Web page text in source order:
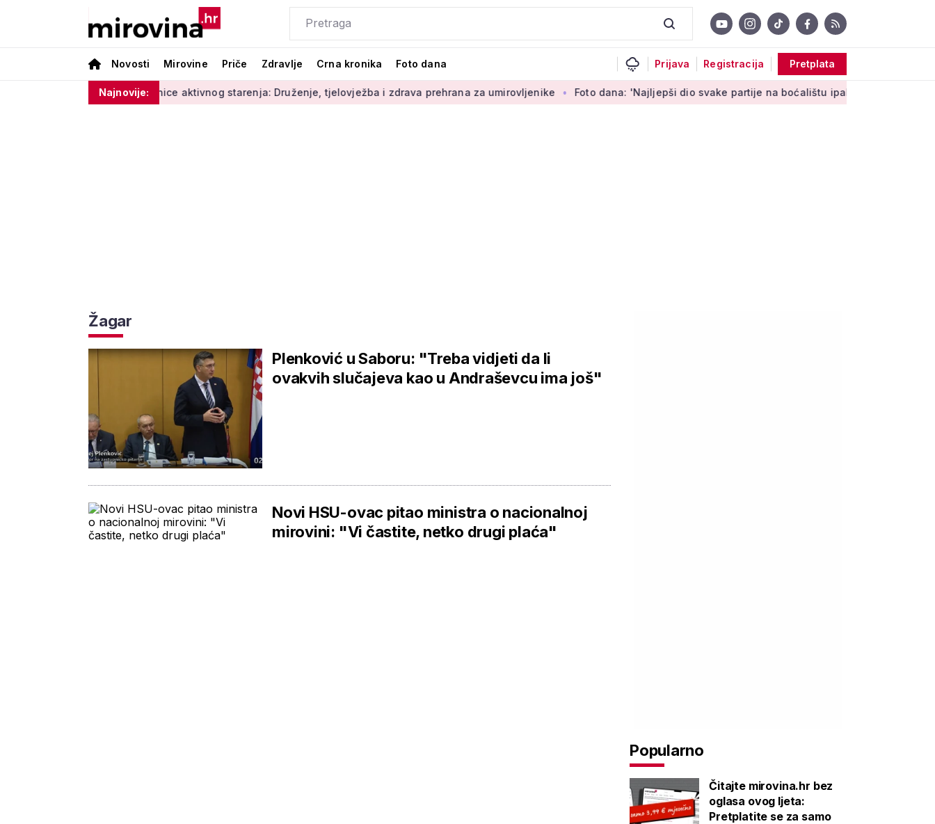
Novosti Mirovine Priče Zdravlje Crna kronika Foto dana Prijava Registracija Pretplata
Najnovije:
Radionice aktivnog starenja: Druženje, tjelovježba i zdrava prehrana za umirovljenike Foto dana: 'Najljepši dio svake partije na boćalištu ipak su zajednički trenuci'
Žagar
Plenković u Saboru: "Treba vidjeti da li
ovakvih slučajeva kao u Andraševcu ima još"
Novi HSU-ovac pitao ministra o nacionalnoj
mirovini: "Vi častite, netko drugi plaća"
Popularno
Čitajte mirovina.hr bez
oglasa ovog ljeta:
Pretplatite se za samo